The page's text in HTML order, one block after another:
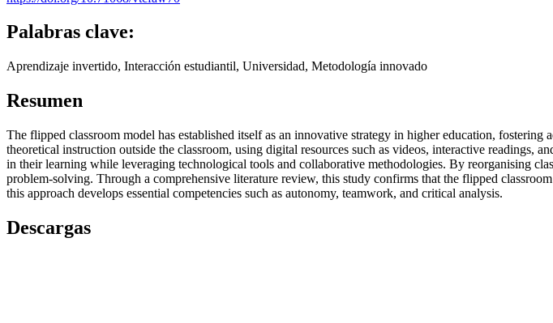
Palabras clave:
Aprendizaje invertido, Interacción estudiantil, Universidad, Metodología innovado
Resumen
The flipped classroom model has established itself as an innovative strategy in higher education,
theoretical instruction outside the classroom, using digital resources such as videos, interactive readings,
in their learning while leveraging technological tools and collaborative methodologies. By reorganising
problem-solving. Through a comprehensive literature review, this study confirms that the flipped
this approach develops essential competencies such as autonomy, teamwork, and critical analysis.
Descargas